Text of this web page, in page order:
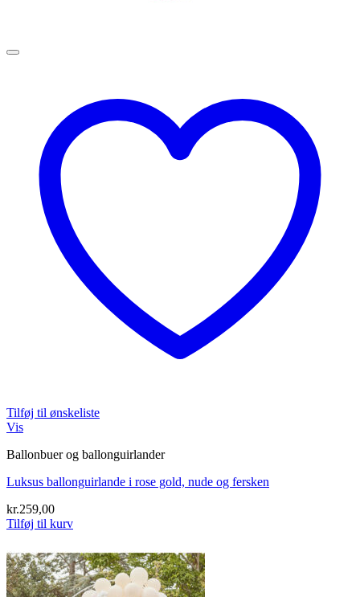
Tilføj til ønskeliste
Vis
Ballonbuer og ballonguirlander
Luksus ballonguirlande i rose gold, nude og fersken
kr.259,00
Tilføj til kurv